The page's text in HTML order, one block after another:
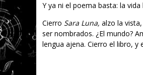
Y ya ni el poema basta: la
Cierro Sara Luna, alzo la
ser nombrados. ¿El mundo?
lengua ajena. Cierro el libro, y